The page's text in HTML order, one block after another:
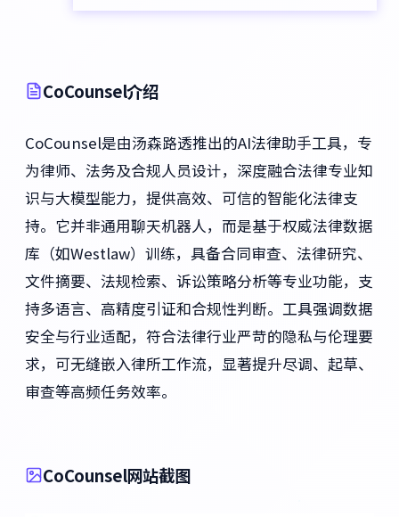
CoCounsel介绍
CoCounsel是由汤森路透推出的AI法律助手工具，专
为律师、法务及合规人员设计，深度融合法律专业知
识与大模型能力，提供高效、可信的智能化法律支
持。它并非通用聊天机器人，而是基于权威法律数据
库（如Westlaw）训练，具备合同审查、法律研究、
文件摘要、法规检索、诉讼策略分析等专业功能，支
持多语言、高精度引证和合规性判断。工具强调数据
安全与行业适配，符合法律行业严苛的隐私与伦理要
求，可无缝嵌入律所工作流，显著提升尽调、起草、
审查等高频任务效率。
CoCounsel网站截图